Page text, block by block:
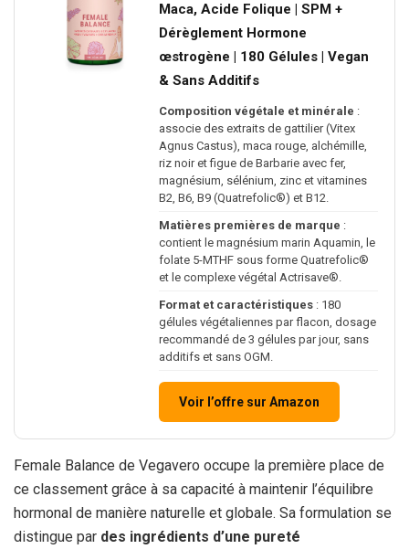
Maca, Acide Folique | SPM +
Dérèglement Hormone
œstrogène | 180 Gélules | Vegan
& Sans Additifs
Composition végétale et minérale :
associe des extraits de gattilier (Vitex
Agnus Castus), maca rouge, alchémille,
riz noir et figue de Barbarie avec fer,
magnésium, sélénium, zinc et vitamines
B2, B6, B9 (Quatrefolic®) et B12.
Matières premières de marque :
contient le magnésium marin Aquamin, le
folate 5-MTHF sous forme Quatrefolic®
et le complexe végétal Actrisave®.
Format et caractéristiques : 180
gélules végétaliennes par flacon, dosage
recommandé de 3 gélules par jour, sans
additifs et sans OGM.
Voir l’offre sur Amazon
Female Balance de Vegavero occupe la première place de
ce classement grâce à sa capacité à maintenir l’équilibre
hormonal de manière naturelle et globale. Sa formulation se
distingue par des ingrédients d’une pureté